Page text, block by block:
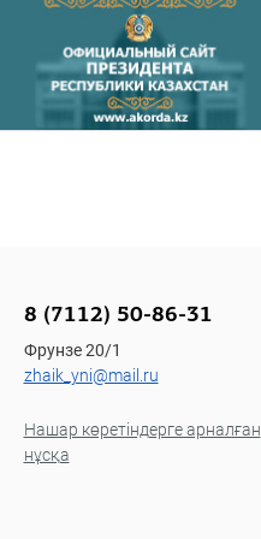
8 (7112) 50-86-31
Фрунзе 20/1
zhaik_yni@mail.ru
Нашар көретіндерге арналған
нұсқа